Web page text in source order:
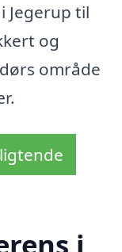
Jegerup til
og
område
i